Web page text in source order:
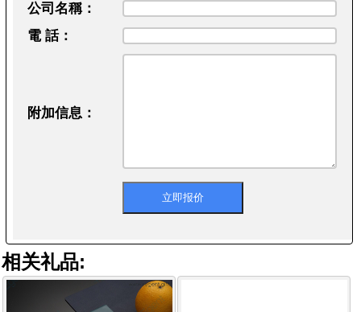
公司名稱：
電 話：
附加信息：
相关礼品: